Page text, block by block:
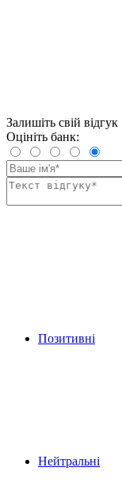
Залишіть свій відгук
Оцініть банк:
Позитивні
Нейтральні